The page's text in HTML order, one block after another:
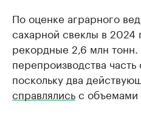
По оценке аграрного
сахарной свеклы в 2024
рекордные 2,6 млн тонн.
перепроизводства
поскольку два
справлялисьс объемами